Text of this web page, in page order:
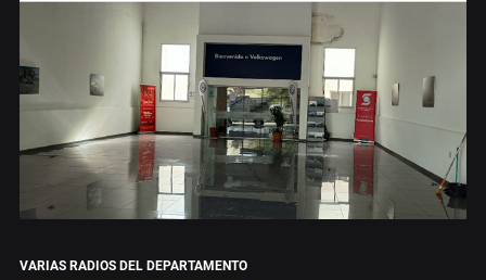
VARIAS RADIOS DEL DEPARTAMENTO